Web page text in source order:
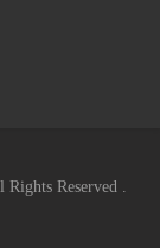
Reserved .